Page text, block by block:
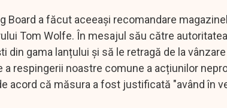
Board a făcut aceeași recomandare
Tom Wolfe. În mesajul său către
gama lanțului și să le retragă de la
respingerii noastre comune a acțiunilor
acord că măsura a fost justificată "având în